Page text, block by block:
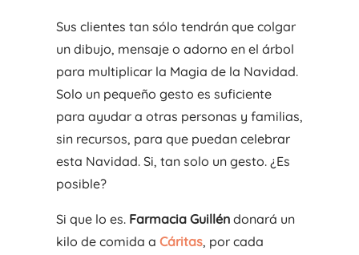
Sus clientes tan sólo tendrán que colgar
un dibujo, mensaje o adorno en el árbol
para multiplicar la Magia de la Navidad.
Solo un pequeño gesto es suficiente
para ayudar a otras personas y familias,
sin recursos, para que puedan celebrar
esta Navidad. Si, tan solo un gesto. ¿Es
posible?
Si que lo es. Farmacia Guilléndonará un
kilo de comida a Cáritas, por cada